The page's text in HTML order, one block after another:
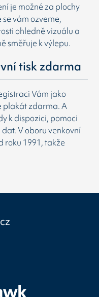
je možné za plochy
vám ozveme,
ohledně vizuálu a
směřuje k výlepu.
tisk zdarma
Vám jako
plakát zdarma. A
k dispozici, pomoci
V oboru venkovní
roku 1991, takže